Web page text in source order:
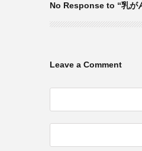
No Response to “乳が
Leave a Comment